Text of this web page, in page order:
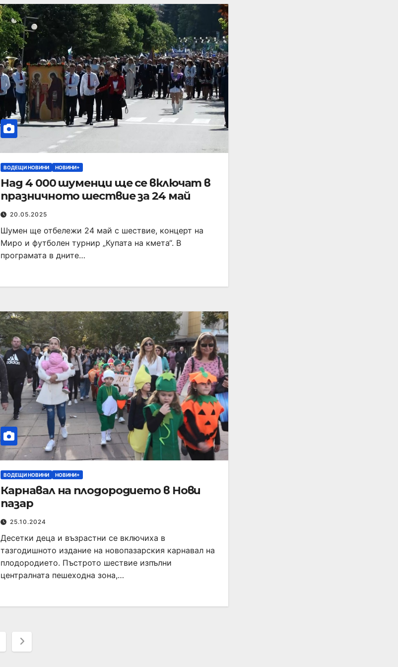
ВОДЕЩИ НОВИНИ НОВИНИ+
Над 4 000 шуменци ще се включат в
празничното шествие за 24 май
20.05.2025
Шумен ще отбележи 24 май с шествие, концерт на
Миро и футболен турнир „Купата на кмета“. В
програмата в дните…
ВОДЕЩИ НОВИНИ НОВИНИ+
Карнавал на плодородието в Нови
пазар
25.10.2024
Десетки деца и възрастни се включиха в
тазгодишното издание на новопазарския карнавал на
плодородието. Пъстрото шествие изпълни
централната пешеходна зона,…